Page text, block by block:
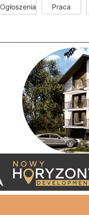
Ogłoszenia Praca